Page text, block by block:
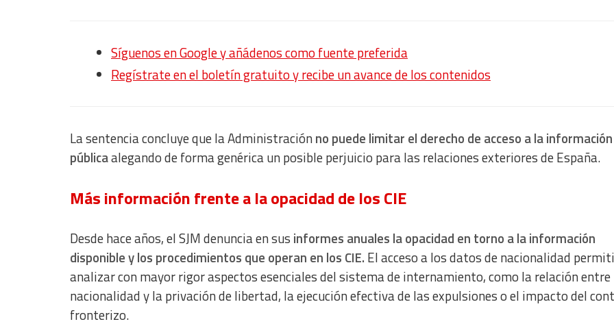
Síguenos en Google y añádenos como fuente preferida
Regístrate en el boletín gratuito y recibe un avance de los contenidos
La sentencia concluye que la Administraciónno puede limitar el derecho de acceso a la información
públicaalegando de forma genérica un posible perjuicio para las relaciones exteriores de España.
Más información frente a la opacidad de los CIE
Desde hace años, el SJM denuncia en sus informes anuales la opacidad en torno a la información
disponible y los procedimientos que operan en los CIE. El acceso a los datos de nacionalidad
analizar con mayor rigor aspectos esenciales del sistema de internamiento, como la relación entre
nacionalidad y la privación de libertad, la ejecución efectiva de las expulsiones o el impacto del
fronterizo.